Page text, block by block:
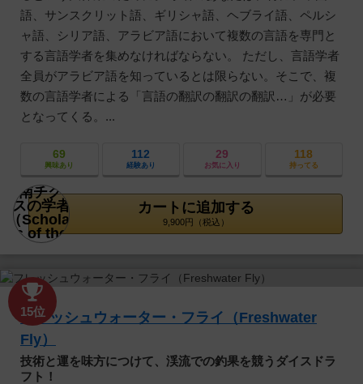
語、サンスクリット語、ギリシャ語、ヘブライ語、ペルシ
ャ語、シリア語、アラビア語において複数の言語を専門と
する言語学者を集めなければならない。 ただし、言語学者
全員がアラビア語を知っているとは限らない。そこで、複
数の言語学者による「言語の翻訳の翻訳の翻訳…」が必要
となってくる。...
69
興味あり
112
経験あり
29
お気に入り
118
持ってる
カートに追加する
9,900円（税込）
15位
フレッシュウォーター・フライ（Freshwater
Fly）
技術と運を味方につけて、渓流での釣果を競うダイスドラ
フト！